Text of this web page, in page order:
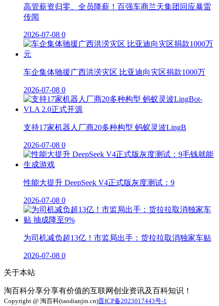
高管薪资归零、全员降薪！百强车商兰天集团回应暴雷
传闻
2026-07-08 0
车企集体驰援广西洪涝灾区 比亚迪向灾区捐款1000万
2026-07-08 0
支持17家机器人厂商20多种构型 蚂蚁灵波LingB
2026-07-08 0
性能大提升 DeepSeek V4正式版灰度测试：9
2026-07-08 0
为司机减负超13亿！市监局出手：货拉拉取消独家车贴
2026-07-08 0
关于本站
淘百科分享分享有价值的互联网创业资讯及百科知识！
Copyright @ 淘百科(taodianjin.cn)晋ICP备2023017443号-1